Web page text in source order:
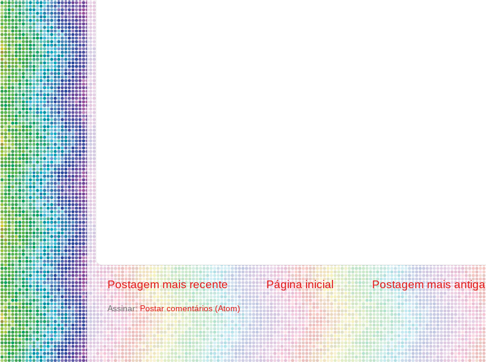
Postagem mais recente Postagem mais antiga
Página inicial
Assinar:Postar comentários (Atom)